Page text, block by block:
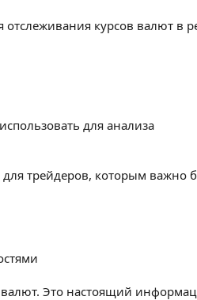
курсов валют в
для анализа
для трейдеров, которым
Это настоящий